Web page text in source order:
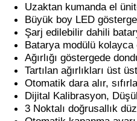
Uzaktan kumanda el
Büyük boy LED
Şarj edilebilir dahili
Batarya modülü
Ağırlığı göstergede
Tartılan ağırlıkları üst
Otomatik dara alır,
Dijital Kalibrasyon,
3 Noktalı doğrusallık